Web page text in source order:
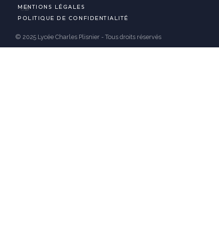
© 2025 Lycée Charles Plisnier - Tous droits réservés
MENTIONS LÉGALES
POLITIQUE DE CONFIDENTIALITÉ